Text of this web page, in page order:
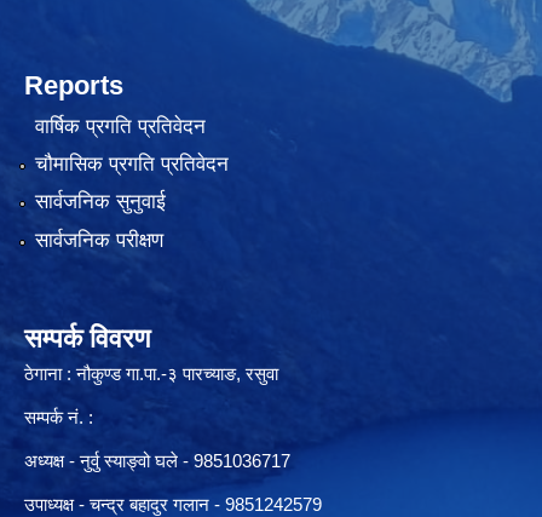
Reports
वार्षिक प्रगति प्रतिवेदन
चौमासिक प्रगति प्रतिवेदन
सार्वजनिक सुनुवाई
सार्वजनिक परीक्षण
सम्पर्क विवरण
ठेगाना : नौकुण्ड गा.पा.-३ पारच्याङ, रसुवा
सम्पर्क नं. :
अध्यक्ष - नुर्वु स्याङ्वो घले - 9851036717
उपाध्यक्ष - चन्द्र बहादुर गलान - 9851242579